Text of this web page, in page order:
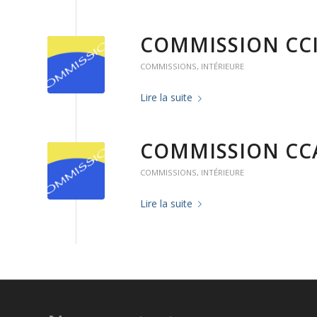
COMMISSION
COMMISSIONS, INTÉRIEURE
Lire la suite
COMMISSION
COMMISSIONS, INTÉRIEURE
Lire la suite